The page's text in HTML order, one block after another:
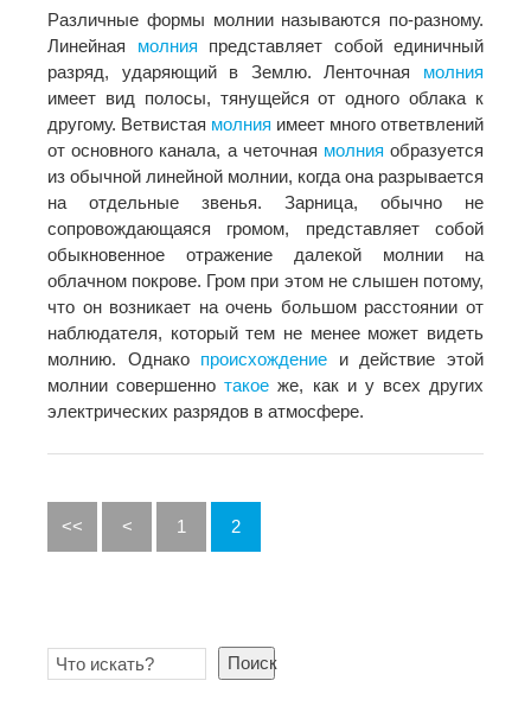
Различные формы молнии называются по-разному.
Линейная молния представляет собой единичный
разряд, ударяющий в Землю. Ленточная молния
имеет вид полосы, тянущейся от одного облака к
другому. Ветвистая молния имеет много ответвлений
от основного канала, а четочная молния образуется
из обычной линейной молнии, когда она разрывается
на отдельные звенья. Зарница, обычно не
сопровождающаяся громом, представляет собой
обыкновенное отражение далекой молнии на
облачном покрове. Гром при этом не слышен потому,
что он возникает на очень большом расстоянии от
наблюдателя, который тем не менее может видеть
молнию. Однако происхождение и действие этой
молнии совершеннотакое же, как и у всех других
электрических разрядов в атмосфере.
<< < 1 2
Поиск